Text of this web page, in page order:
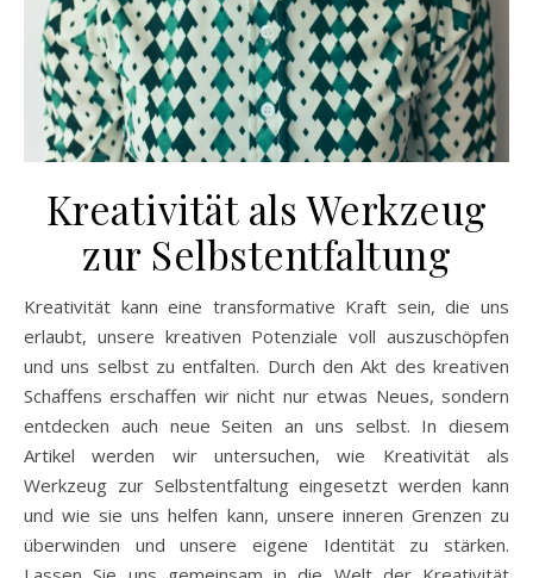
Kreativität als Werkzeug
zur Selbstentfaltung
Kreativität kann eine transformative Kraft sein, die uns
erlaubt, unsere kreativen Potenziale voll auszuschöpfen
und uns selbst zu entfalten. Durch den Akt des kreativen
Schaffens erschaffen wir nicht nur etwas Neues, sondern
entdecken auch neue Seiten an uns selbst. In diesem
Artikel werden wir untersuchen, wie Kreativität als
Werkzeug zur Selbstentfaltung eingesetzt werden kann
und wie sie uns helfen kann, unsere inneren Grenzen zu
überwinden und unsere eigene Identität zu stärken.